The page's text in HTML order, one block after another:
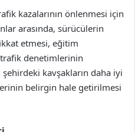
kazalarının önlenmesi için
arasında, sürücülerin
etmesi, eğitim
trafik denetimlerinin
şehirdeki kavşakların daha iyi
belirgin hale getirilmesi